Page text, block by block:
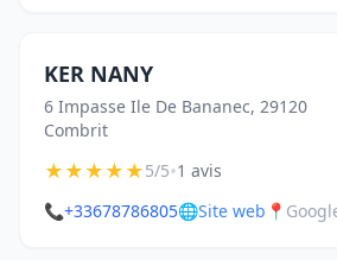
KER NANY
6 Impasse Ile De Bananec, 29120
Combrit
★★★★★5/5•1 avis
📞+33678786805🌐Site web 📍